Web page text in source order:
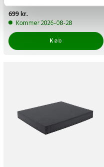
Pris:699 kr.
699 kr.
Kommer 2026-08-28
Køb